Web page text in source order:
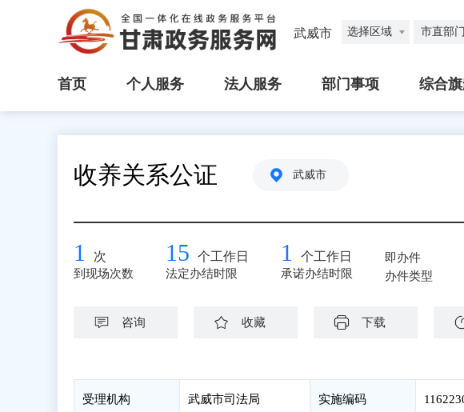
武威市 选择区域 市直部门
首页 个人服务 法人服务 部门事项 综合
收养关系公证 武威市
1 次
到现场次数
15 个工作日
法定办结时限
1 个工作日
承诺办结时限
即办件
办件类型
咨询 收藏 下载
受理机构 武威市司法局 实施编码